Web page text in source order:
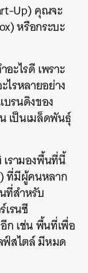
Up) คุณจะ
หรือกระบะ
ะไรดี เพราะ
ไรหลายอย่าง
รนดิงของ
เป็นเมล็ดพันธุ์
รามองพื้นที่นี้
ที่มีผู้คนหลาก
ที่สำหรับ
รนซี
ก เช่น พื้นที่เพื่อ
ฟ์สไตล์ มีหมด